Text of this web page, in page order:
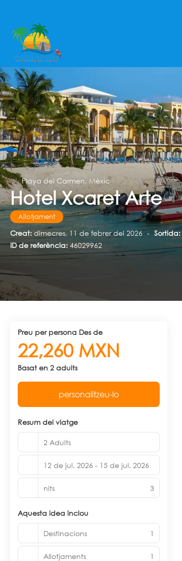
Playa del Carmen, Mèxic
Hotel Xcaret Arte
Allotjament
Creat: dimecres, 11 de febrer del 2026 - Sortida:
ID de referència: 46029962
preu per persona Des de
22,260 MXN
Basat en 2 adults
personalitzeu-lo
Resum del viatge
2 Adults
12 de jul. 2026 - 15 de jul. 2026
nits 3
Aquesta idea inclou
Destinacions 1
Allotjaments 1